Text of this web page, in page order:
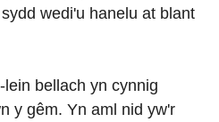
wedi'u hanelu at blant
bellach yn cynnig
y gêm. Yn aml nid yw'r